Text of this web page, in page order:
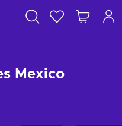
Mexico